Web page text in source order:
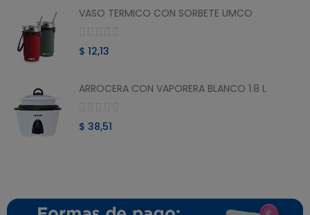
VASO TERMICO CON SORBETE UMCO
$ 12,13
ARROCERA CON VAPORERA BLANCO 1.8 L
$ 38,51